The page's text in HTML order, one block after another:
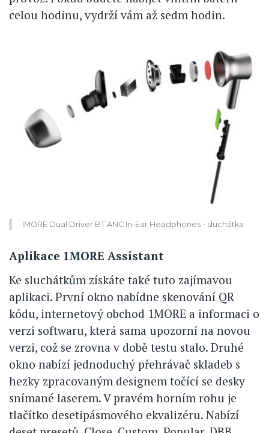
celou hodinu, vydrží vám až sedm hodin.
1MORE Dual Driver BT ANC In-Ear Headphones - sluchátka
Aplikace 1MORE Assistant
Ke sluchátkům získáte také tuto zajímavou
aplikaci. První okno nabídne skenování QR
kódu, internetový obchod 1MORE a informaci o
verzi softwaru, která sama upozorní na novou
verzi, což se zrovna v době testu stalo. Druhé
okno nabízí jednoduchý přehrávač skladeb s
hezky zpracovaným designem točící se desky
snímané laserem. V pravém horním rohu je
tlačítko desetipásmového ekvalizéru. Nabízí